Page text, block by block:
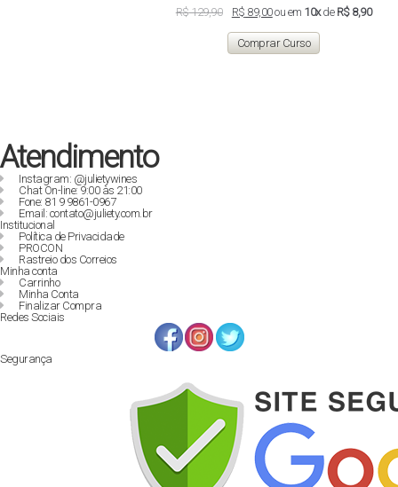
R$129,90
original
era:
R$ 129,90.
R$ 89,00O
atual
é:
R$ 89,00.
ou em 10xde R$ 8,90
Comprar Curso
Atendimento
Instagram: @julietywines
Chat On-line: 9:00 às 21:00
Fone: 81 9 9861-0967
Email: contato@juliety.com.br
Institucional
Política de Privacidade
PROCON
Rastreio dos Correios
Minha conta
Carrinho
Minha Conta
Finalizar Compra
Redes Sociais
Segurança